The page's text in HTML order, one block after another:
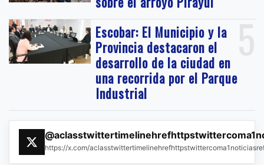
5
Escobar: El Municipio y la
Provincia destacaron el
desarrollo de la ciudad en
una recorrida por el Parque
Industrial
https://x.com/